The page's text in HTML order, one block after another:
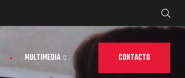
MULTIMEDIA CONTACTO